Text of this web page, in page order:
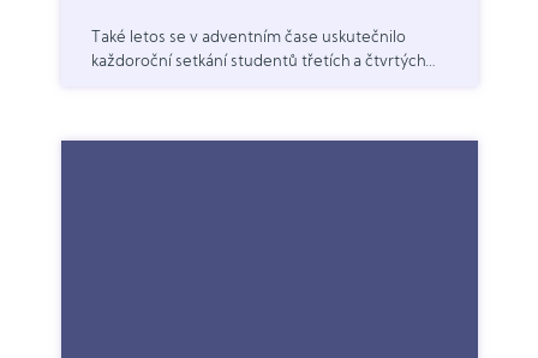
Také letos se v adventním čase uskutečnilo
každoroční setkání studentů třetích a čtvrtých